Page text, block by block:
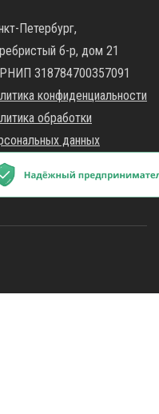
Петербург,
б-р, дом 21
318784700357091
конфиденциальности
обработки
данных